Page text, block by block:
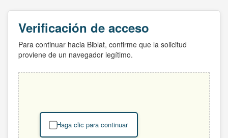
Verificación de acceso
Para continuar hacia Biblat, confirme que la solicitud
proviene de un navegador legítimo.
Haga clic para continuar